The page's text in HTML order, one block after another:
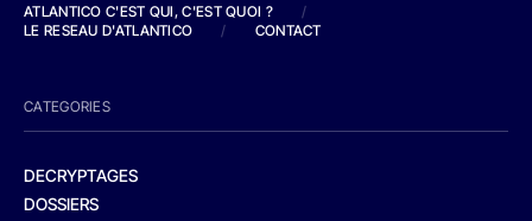
ATLANTICO C'EST QUI, C'EST QUOI ?
/
LE RESEAU D'ATLANTICO
/ CONTACT
CATEGORIES
DECRYPTAGES
DOSSIERS